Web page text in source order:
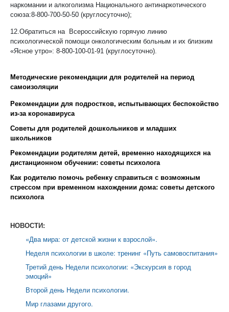
наркомании и алкоголизма Национального антинаркотического
союза:8-800-700-50-50 (круглосуточно);
12.Обратиться на Всероссийскую горячую линию
психологической помощи онкологическим больным и их близким
«Ясное утро»: 8-800-100-01-91 (круглосуточно).
Методические рекомендации для родителей на период
самоизоляции
Рекомендации для подростков, испытывающих беспокойство
из-за коронавируса
Советы для родителей дошкольников и младших
школьников
Рекомендации родителям детей, временно находящихся на
дистанционном обучении: советы психолога
Как родителю помочь ребенку справиться с возможным
стрессом при временном нахождении дома: советы детского
психолога
НОВОСТИ:
«Два мира: от детской жизни к взрослой».
Неделя психологии в школе: тренинг «Путь самовоспитания»
Третий день Недели психологии: «Экскурсия в город
эмоций»
Второй день Недели психологии.
Мир глазами другого.